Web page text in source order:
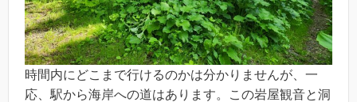
時間内にどこまで行けるのかは分かりませんが、一
応、駅から海岸への道はあります。この岩屋観音と洞